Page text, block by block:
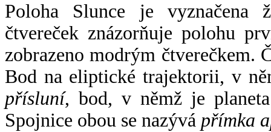
Poloha Slunce je vyznačena
čtvereček znázorňuje polohu
zobrazeno modrým čtverečkem.
Bod na eliptické trajektorii, v
přísluní, bod, v němž je
Spojnice obou se nazývá přímka